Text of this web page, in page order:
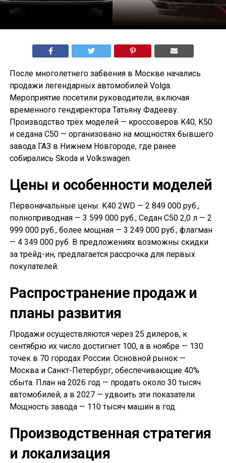
После многолетнего забвения в Москве начались
продажи легендарных автомобилей Volga.
Мероприятие посетили руководители, включая
временного гендиректора Татьяну Фадееву.
Производство трёх моделей — кроссоверов K40, K50
и седана С50 — организовано на мощностях бывшего
завода ГАЗ в Нижнем Новгороде, где ранее
собирались Skoda и Volkswagen.
Цены и особенности моделей
Первоначальные цены: K40 2WD — 2 849 000 руб.,
полноприводная — 3 599 000 руб.; Седан С50 2,0 л — 2
999 000 руб., более мощная — 3 249 000 руб.; флагман
— 4 349 000 руб. В предложениях возможны скидки
за трейд-ин, предлагается рассрочка для первых
покупателей.
Распространение продаж и
планы развития
Продажи осуществляются через 25 дилеров, к
сентябрю их число достигнет 100, а в ноябре — 130
точек в 70 городах России. Основной рынок —
Москва и Санкт-Петербург, обеспечивающие 40%
сбыта. План на 2026 год — продать около 30 тысяч
автомобилей, а в 2027 — удвоить эти показатели.
Мощность завода — 110 тысяч машин в год.
Производственная стратегия
и локализация